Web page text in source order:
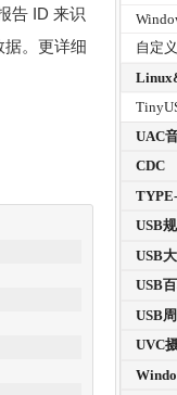
告 ID 来识
。更详细
自定
UAC
CDC
USB
USB
USB
USB
UVC